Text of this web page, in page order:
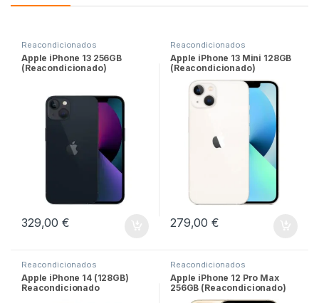
Reacondicionados
Apple iPhone 13 256GB
(Reacondicionado)
329,00€
Reacondicionados
Apple iPhone 13 Mini 128GB
(Reacondicionado)
279,00€
Reacondicionados
Apple iPhone 14 (128GB)
Reacondicionado
Reacondicionados
Apple iPhone 12 Pro Max
256GB (Reacondicionado)